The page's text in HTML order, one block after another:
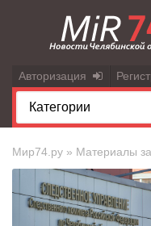
Авторизация
Мир74.ру » Материалы